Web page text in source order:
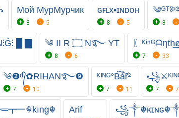
Мой МурМурчик
8 5
ɢꜰʟx•ɪɴᴅᴏʜ
8 5
༄ᴳᵀ༻
8
█ ▇ ༄ II R ۝ N࿐ YT
8 6
〖
7 33
༄❷ᵈ᭄✿RIHAN࿐❾
7 10
ᴷᴵᴺᴳ°B͠a͠r²
7 11 7 7
一☬kıng☬ Arif